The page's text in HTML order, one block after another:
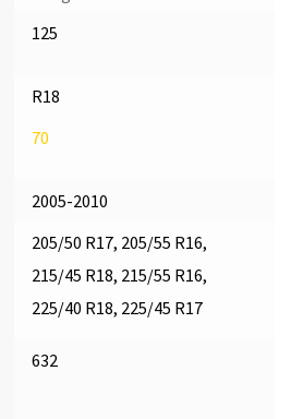
125
R18
70
2005-2010
205/50 R17, 205/55 R16,
215/45 R18, 215/55 R16,
225/40 R18, 225/45 R17
632